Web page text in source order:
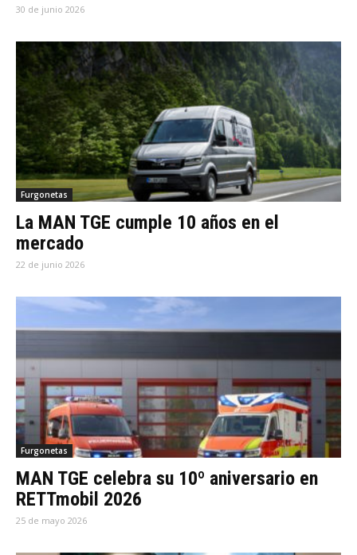
30 de junio 2026
Furgonetas
La MAN TGE cumple 10 años en el
mercado
22 de junio 2026
Furgonetas
MAN TGE celebra su 10º aniversario en
RETTmobil 2026
25 de mayo 2026